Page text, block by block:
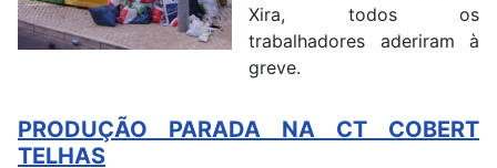
Xira, todos os
trabalhadores aderiram à
greve.
PRODUÇÃO PARADA NA CT COBERT
TELHAS